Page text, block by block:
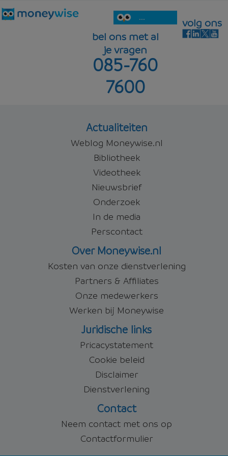
...
bel ons met al
je vragen
085-760
7600
volg ons
Actualiteiten
Weblog Moneywise.nl
Bibliotheek
Videotheek
Nieuwsbrief
Onderzoek
In de media
Perscontact
Over Moneywise.nl
Kosten van onze dienstverlening
Partners & Affiliates
Onze medewerkers
Werken bij Moneywise
Juridische links
Pricacystatement
Cookie beleid
Disclaimer
Dienstverlening
Contact
Neem contact met ons op
Contactformulier